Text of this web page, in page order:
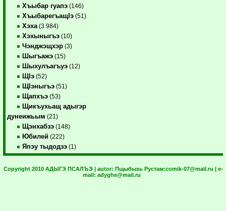
Хъыбар гуапэ (146)
ХъыбарегъащIэ (51)
Хэха (3 984)
Хэхыныгъэ (10)
Чэнджэщхэр (3)
Шыгъажэ (15)
Шыхулъагъуэ (12)
ЩIэ (52)
ЩIэныгъэ (51)
Щапхъэ (53)
Щикъухьащ адыгэр
дунеижьым (21)
Щэнхабзэ (148)
Юбилей (222)
Япэу тыдодзэ (1)
Copyright 2010 АДЫГЭ ПСАЛЪЭ | autor: Пщыбыхь Рустам:comik-07@mail.ru | e-
mail: adyghe@mail.ru